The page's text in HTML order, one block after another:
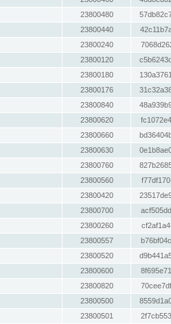
23800480
23800440
23800240
23800120
23800180
23800176
23800840
23800620
23800660
23800630
23800760
23800560
23800420
23800700
23800260
23800557
23800520
23800600
23800820
23800500
23800501